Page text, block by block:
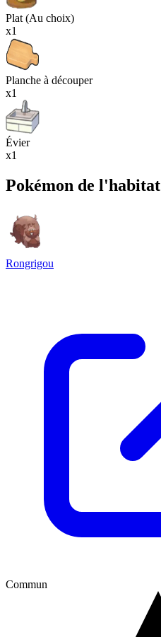
Plat (Au choix)
x1
Planche à découper
x1
Évier
x1
Pokémon de l'habitat
Rongrigou
Commun